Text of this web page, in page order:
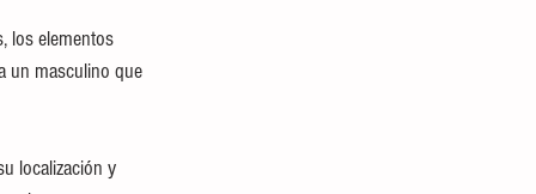
los elementos
un masculino que
localización y